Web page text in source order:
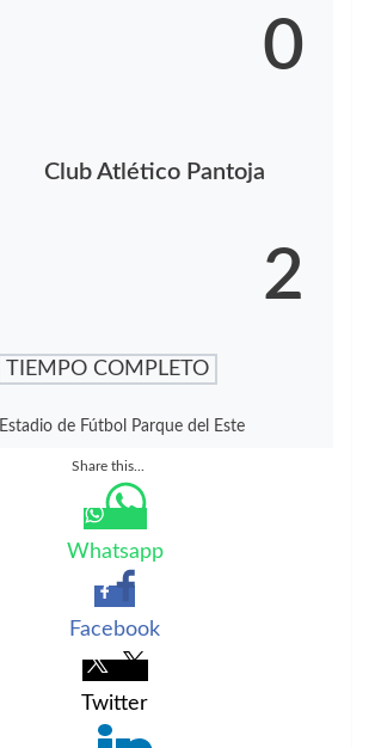
0
Club Atlético Pantoja
2
TIEMPO COMPLETO
Estadio de Fútbol Parque del Este
Share this...
Whatsapp
Facebook
Twitter